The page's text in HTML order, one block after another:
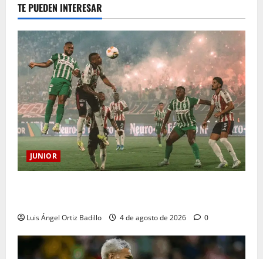
TE PUEDEN INTERESAR
JUNIOR
Luis Ángel Ortiz Badillo 4 de agosto de 2026 0